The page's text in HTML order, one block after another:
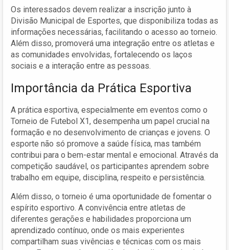
Os interessados devem realizar a inscrição junto à
Divisão Municipal de Esportes, que disponibiliza todas as
informações necessárias, facilitando o acesso ao torneio.
Além disso, promoverá uma integração entre os atletas e
as comunidades envolvidas, fortalecendo os laços
sociais e a interação entre as pessoas.
Importância da Prática Esportiva
A prática esportiva, especialmente em eventos como o
Torneio de Futebol X1, desempenha um papel crucial na
formação e no desenvolvimento de crianças e jovens. O
esporte não só promove a saúde física, mas também
contribui para o bem-estar mental e emocional. Através da
competição saudável, os participantes aprendem sobre
trabalho em equipe, disciplina, respeito e persistência.
Além disso, o torneio é uma oportunidade de fomentar o
espírito esportivo. A convivência entre atletas de
diferentes gerações e habilidades proporciona um
aprendizado contínuo, onde os mais experientes
compartilham suas vivências e técnicas com os mais